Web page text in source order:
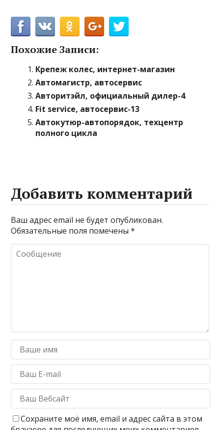
Похожие Записи:
Крепеж колес, интернет-магазин
Автомагистр, автосервис
Авторитэйл, официальный дилер-4
Fit service, автосервис-13
Автокутюр-автопорядок, техцентр
полного цикла
Добавить комментарий
Ваш адрес email не будет опубликован.
Обязательные поля помечены*
Сохраните моё имя, email и адрес сайта в этом